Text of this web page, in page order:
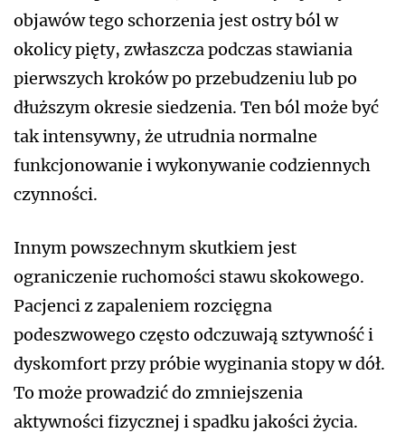
objawów tego schorzenia jest ostry ból w
okolicy pięty, zwłaszcza podczas stawiania
pierwszych kroków po przebudzeniu lub po
dłuższym okresie siedzenia. Ten ból może być
tak intensywny, że utrudnia normalne
funkcjonowanie i wykonywanie codziennych
czynności.
Innym powszechnym skutkiem jest
ograniczenie ruchomości stawu skokowego.
Pacjenci z zapaleniem rozcięgna
podeszwowego często odczuwają sztywność i
dyskomfort przy próbie wyginania stopy w dół.
To może prowadzić do zmniejszenia
aktywności fizycznej i spadku jakości życia.